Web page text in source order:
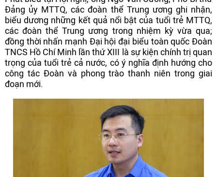
Đảng ủy MTTQ, các đoàn thể Trung ương ghi nhận,
biểu dương những kết quả nổi bật của tuổi trẻ MTTQ,
các đoàn thể Trung ương trong nhiệm kỳ vừa qua;
đồng thời nhấn mạnh Đại hội đại biểu toàn quốc Đoàn
TNCS Hồ Chí Minh lần thứ XIII là sự kiện chính trị quan
trọng của tuổi trẻ cả nước, có ý nghĩa định hướng cho
công tác Đoàn và phong trào thanh niên trong giai
đoạn mới.